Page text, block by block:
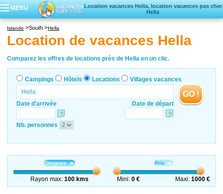
MENU
Location vacances Hella, location vacances pas cher
Hella
Locations vacances
Villages vacances
Islande South Hella
Location de vacances Hella
Comparez les offres de locations près de Hella en un clic.
Campings Hôtels Locations Villages vacances
Date d'arrivée Date de départ
GO !
Nb. personnes
Distance
Rayon max:100 kms
Prix
Mini:0 € Maxi: 1000 €